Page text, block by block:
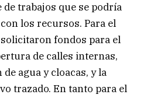
trabajos que se podría
los recursos. Para el
fondos para el
de calles internas,
agua y cloacas, y la
trazado. En tanto para el